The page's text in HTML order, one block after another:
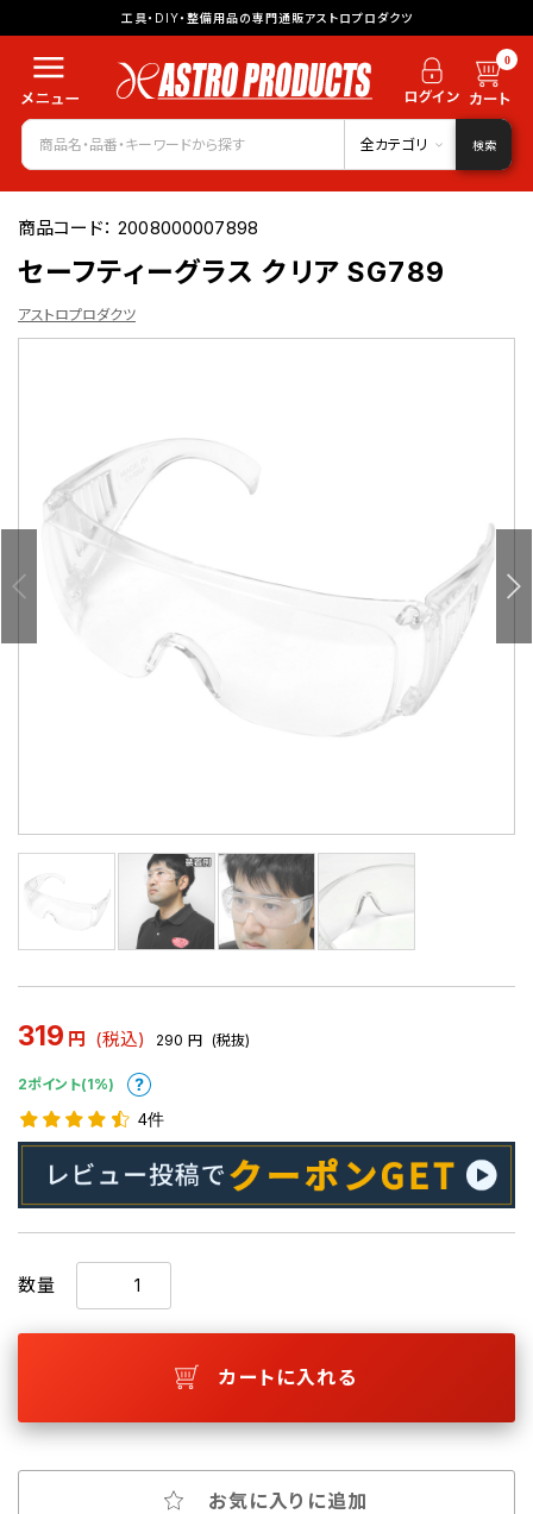
工具・DIY・整備用品の専門通販アストロプロダクツ
0
全カテゴリ 検索
商品コード：2008000007898
セーフティーグラス クリア SG789
アストロプロダクツ
319 円 (税込) 290 円 (税抜)
2ポイント(1%)
4件
数量
カートに入れる
お気に入りに追加